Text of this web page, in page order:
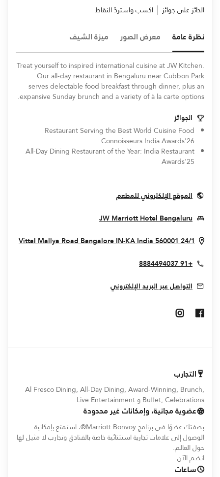
الحائز على جوائز اكسب واستردّ النقاط
نظرة عامة معرض الصور ميزة الشيف
Treat yourself to inspired international cuisine at JW Kitchen.
Our all-day restaurant in Bengaluru near Cubbon Park
serves delectable food breakfast through dinner, plus an
expansive Sunday brunch and a variety of à la carte options.
الجوائز
Restaurant Serving the Best World Cuisine Food
Connoisseurs India Awards'26
All-Day Dining Restaurant of the Year: India Restaurant
Awards'25
الموقع الإلكتروني للمطعمOpens In New Window
JW Marriott Hotel Bengaluru
Opens In New Window
24/1 Vittal Mallya Road
BangaloreIN-KAIndia560001
+91 8884494037
التواصل عبر البريد الإلكتروني
Opens In New Window
التجارب
Al Fresco Dining, All-Day Dining, Award-Winning, Brunch,
Buffet, Celebrations و Live Entertainment
عضوية مجانية، وإمكانات غير محدودة
بصفتك عضوًا في برنامج Marriott Bonvoy®، استمتع بإمكانية
الوصول إلى علامات تجارية استثنائية خاصة بالفنادق وتجارب لا مثيل لها
حول العالم.
انضم الآن.
ساعات